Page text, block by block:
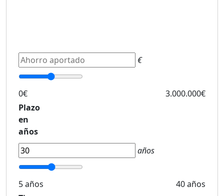
€
0€
3.000.000€
Plazo
en
años
años
5 años
40 años